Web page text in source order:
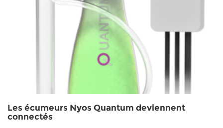
Les écumeurs Nyos Quantum deviennent
connectés